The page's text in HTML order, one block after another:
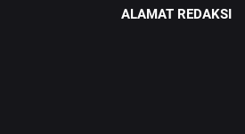
ALAMAT REDAKSI